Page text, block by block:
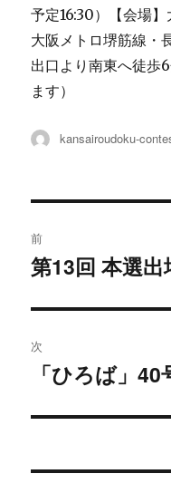
予定16:30）【会場】
大阪メトロ堺筋線・
出口より南東へ徒歩
ます）
投
kansairoudoku-
稿
ビ
ゲ
ー
前
過
の
投
稿:
第13回 本選
次
次
投
「ひろば」40